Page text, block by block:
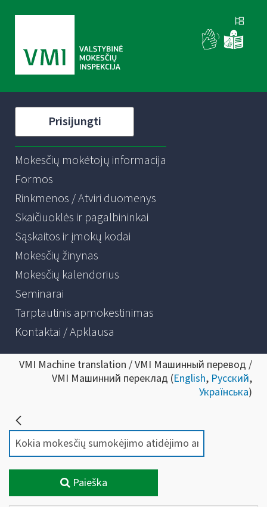
Prisijungti
Mokesčių mokėtojų informacija
Formos
Rinkmenos / Atviri duomenys
Skaičiuoklės ir pagalbininkai
Sąskaitos ir įmokų kodai
Mokesčių žinynas
Mokesčių kalendorius
Seminarai
Tarptautinis apmokestinimas
Kontaktai / Apklausa
VMI Machine translation / VMI Машинный перевод /
VMI Машинний переклад (English, Русский,
Українська)
Paieška